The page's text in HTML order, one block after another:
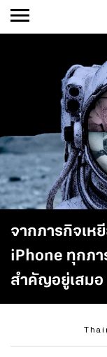
จากภารกิจเห
iPhone ทุกภ
สำคัญอยู่เสมอ
-ก